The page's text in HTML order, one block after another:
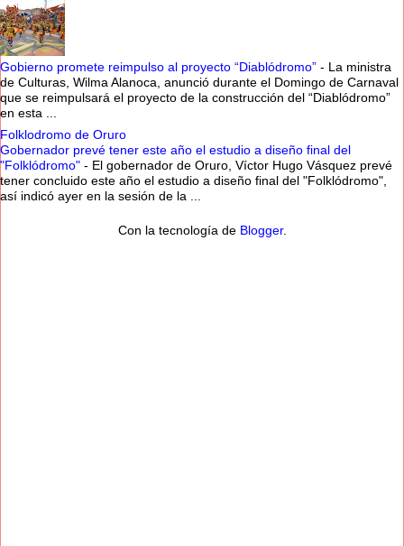
Gobierno promete reimpulso al proyecto “Diablódromo” - La ministra
de Culturas, Wilma Alanoca, anunció durante el Domingo de Carnaval
que se reimpulsará el proyecto de la construcción del “Diablódromo”
en esta ...
Folklodromo de Oruro
Gobernador prevé tener este año el estudio a diseño final del
"Folklódromo" - El gobernador de Oruro, Víctor Hugo Vásquez prevé
tener concluido este año el estudio a diseño final del "Folklódromo",
así indicó ayer en la sesión de la ...
Con la tecnología de Blogger.